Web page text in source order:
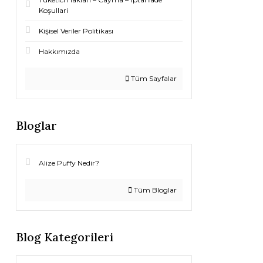
Koşullari
Kişisel Veriler Politikası
Hakkımızda
Tüm Sayfalar
Bloglar
Alize Puffy Nedir?
Tüm Bloglar
Blog Kategorileri